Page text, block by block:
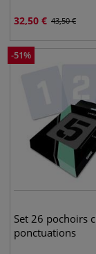
32,50 € 43,50€
-51%
Set 26 pochoirs
ponctuations